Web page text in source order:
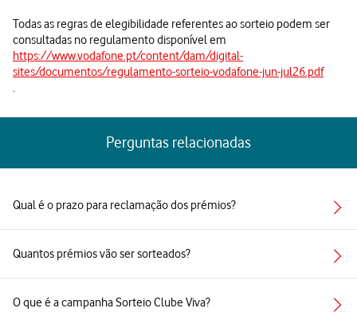
Todas as regras de elegibilidade referentes ao sorteio podem ser
consultadas no regulamento disponível em
https://www.vodafone.pt/content/dam/digital-
sites/documentos/regulamento-sorteio-vodafone-jun-jul26.pdf
.
Perguntas relacionadas
Qual é o prazo para reclamação dos prémios?
Quantos prémios vão ser sorteados?
O que é a campanha Sorteio Clube Viva?